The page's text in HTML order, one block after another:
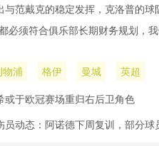
与范戴克的稳定发挥，克洛普的
必须符合俱乐部长期财务规划，
物浦 格伊 曼城
英超
或于欧冠赛场重归右后卫角色
员动态：阿诺德下周复训，部分球